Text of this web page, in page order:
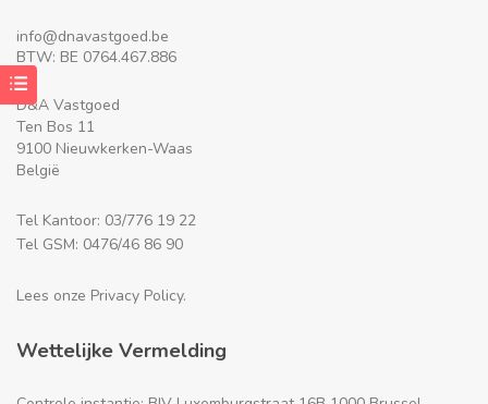
info@dnavastgoed.be
BTW: BE 0764.467.886
D&A Vastgoed
Ten Bos 11
9100 Nieuwkerken-Waas
België
Tel Kantoor: 03/776 19 22
Tel GSM: 0476/46 86 90
Lees onze Privacy Policy.
Wettelijke Vermelding